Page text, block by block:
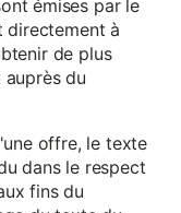
émises par le
directement à
de plus
du
offre, le texte
dans le respect
fins du